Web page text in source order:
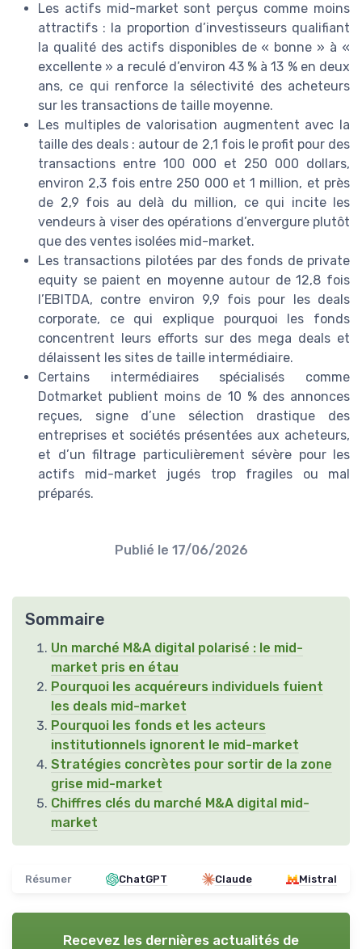
Les actifs mid-market sont perçus comme moins
attractifs : la proportion d’investisseurs qualifiant
la qualité des actifs disponibles de « bonne » à «
excellente » a reculé d’environ 43 % à 13 % en deux
ans, ce qui renforce la sélectivité des acheteurs
sur les transactions de taille moyenne.
Les multiples de valorisation augmentent avec la
taille des deals : autour de 2,1 fois le profit pour des
transactions entre 100 000 et 250 000 dollars,
environ 2,3 fois entre 250 000 et 1 million, et près
de 2,9 fois au delà du million, ce qui incite les
vendeurs à viser des opérations d’envergure plutôt
que des ventes isolées mid-market.
Les transactions pilotées par des fonds de private
equity se paient en moyenne autour de 12,8 fois
l’EBITDA, contre environ 9,9 fois pour les deals
corporate, ce qui explique pourquoi les fonds
concentrent leurs efforts sur des mega deals et
délaissent les sites de taille intermédiaire.
Certains intermédiaires spécialisés comme
Dotmarket publient moins de 10 % des annonces
reçues, signe d’une sélection drastique des
entreprises et sociétés présentées aux acheteurs,
et d’un filtrage particulièrement sévère pour les
actifs mid-market jugés trop fragiles ou mal
préparés.
Publié le 17/06/2026
Sommaire
Un marché M&A digital polarisé : le mid-
market pris en étau
Pourquoi les acquéreurs individuels fuient
les deals mid-market
Pourquoi les fonds et les acteurs
institutionnels ignorent le mid-market
Stratégies concrètes pour sortir de la zone
grise mid-market
Chiffres clés du marché M&A digital mid-
market
Résumer ChatGPT Claude Mistral
Recevez les dernières actualités de